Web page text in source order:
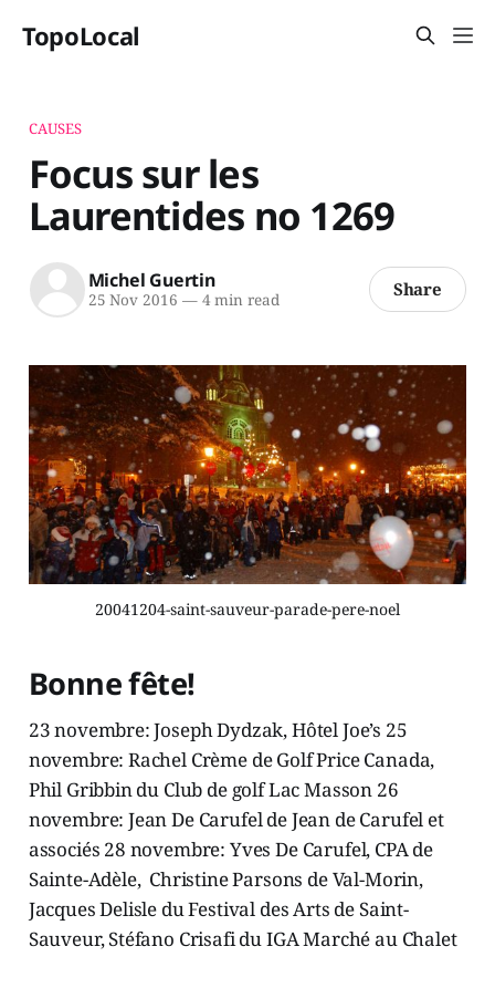
TopoLocal
CAUSES
Focus sur les
Laurentides no 1269
Michel Guertin
25 Nov 2016 —4 min read Share
20041204-saint-sauveur-parade-pere-noel
Bonne fête!
23 novembre: Joseph Dydzak, Hôtel Joe’s 25
novembre: Rachel Crème de Golf Price Canada,
Phil Gribbin du Club de golf Lac Masson 26
novembre: Jean De Carufel de Jean de Carufel et
associés 28 novembre: Yves De Carufel, CPA de
Sainte-Adèle, Christine Parsons de Val-Morin,
Jacques Delisle du Festival des Arts de Saint-
Sauveur, Stéfano Crisafi du IGA Marché au Chalet